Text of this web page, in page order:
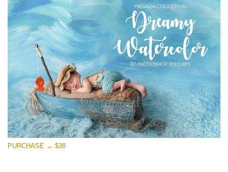
Small 800*533px
Dreamy Watercolor
(85 Textures)
Large 6000*4000px
Entire Collection
(1783 Overlays)
Large 6000*4000px
Ingyenes letöltés
PURCHASE → $38